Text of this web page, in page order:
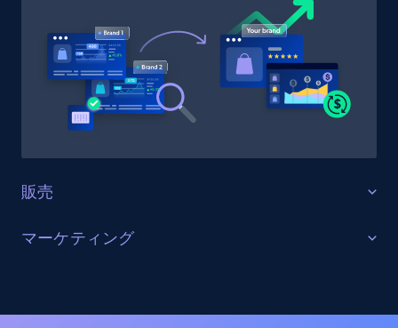
販売
セールスインテリジェンス
レイス情報を活用して潜在的なパートナーや流通チャ
マーケティング
- 市場分析の知見を活用し、マーケティングキャンペー